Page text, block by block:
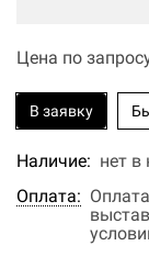
Цена по
В заявку
Наличие: нет в
Оплата: